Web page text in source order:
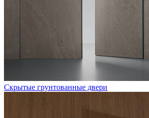
Скрытые грунтованные двери